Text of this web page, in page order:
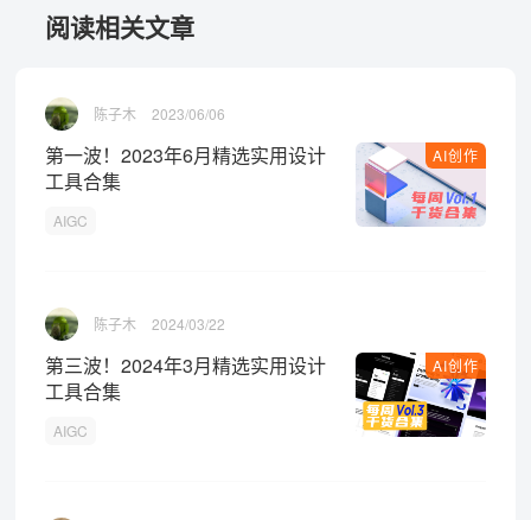
阅读相关文章
陈子木 2023/06/06
AI创作
第一波！2023年6月精选实用设计
工具合集
AIGC
陈子木 2024/03/22
AI创作
第三波！2024年3月精选实用设计
工具合集
AIGC